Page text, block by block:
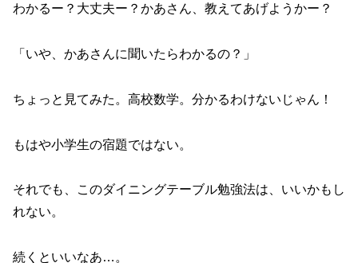
わかるー？大丈夫ー？かあさん、教えてあげようかー？
「いや、かあさんに聞いたらわかるの？」
ちょっと見てみた。高校数学。分かるわけないじゃん！
もはや小学生の宿題ではない。
それでも、このダイニングテーブル勉強法は、いいかもし
れない。
続くといいなあ…。